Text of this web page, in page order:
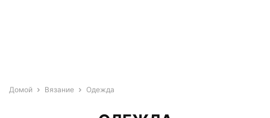
Домой Вязание Одежда